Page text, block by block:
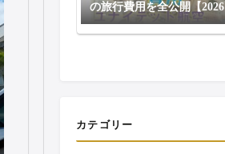
の旅行費用を全公開【2026
年】ユナイテッド航空利用
カテゴリー